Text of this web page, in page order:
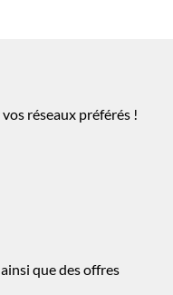
réseaux préférés !
que des offres